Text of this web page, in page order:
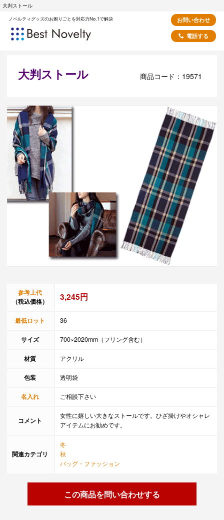
大判ストール
ノベルティグッズのお困りごとを対応力No.1で解決
お問い合わせ
電話する
大判ストール 商品コード：19571
参考上代
（税込価格）
3,245円
最低ロット 36
サイズ 700×2020mm（フリング含む）
材質 アクリル
包装 透明袋
名入れ ご相談下さい
コメント
女性に嬉しい大きなストールです。ひざ掛けやオシャレ
アイテムにお勧めです。
関連カテゴリ
冬
秋
バッグ・ファッション
この商品を問い合わせする